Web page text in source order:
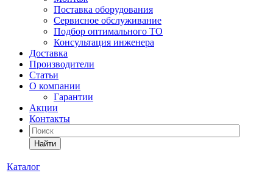
Поставка оборудования
Сервисное обслуживание
Подбор оптимального ТО
Консультация инженера
Доставка
Производители
Статьи
О компании
Гарантии
Акции
Контакты
Найти
Каталог